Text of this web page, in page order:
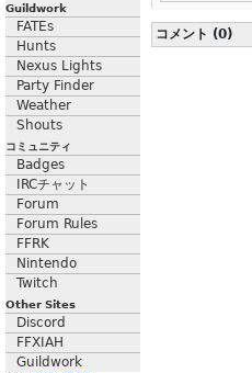
Guildwork
FATEs
Hunts
Nexus Lights
Party Finder
Weather
Shouts
コミュニティ
Badges
IRCチャット
Forum
Forum Rules
FFRK
Nintendo
Twitch
Other Sites
Discord
FFXIAH
Guildwork
コメント (0)